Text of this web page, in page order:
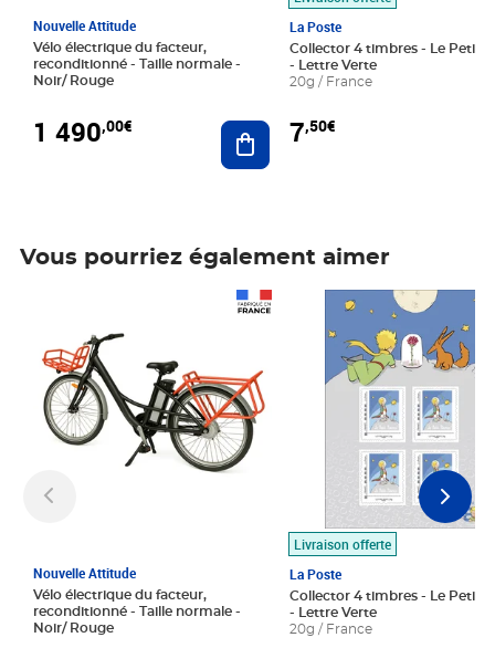
Nouvelle Attitude
Vélo électrique du facteur,
reconditionné - Taille normale -
Noir/ Rouge
1 490,00€ Ajouter au panier
La Poste
Collector 4 timbres - Le Petit
- Lettre Verte
20g / France
7,50€
Vous pourriez également aimer
Nouvelle Attitude
Vélo électrique du facteur,
reconditionné - Taille normale -
Noir/ Rouge
Livraison offerte
La Poste
Collector 4 timbres - Le Petit
- Lettre Verte
20g / France
Prix 7,50€